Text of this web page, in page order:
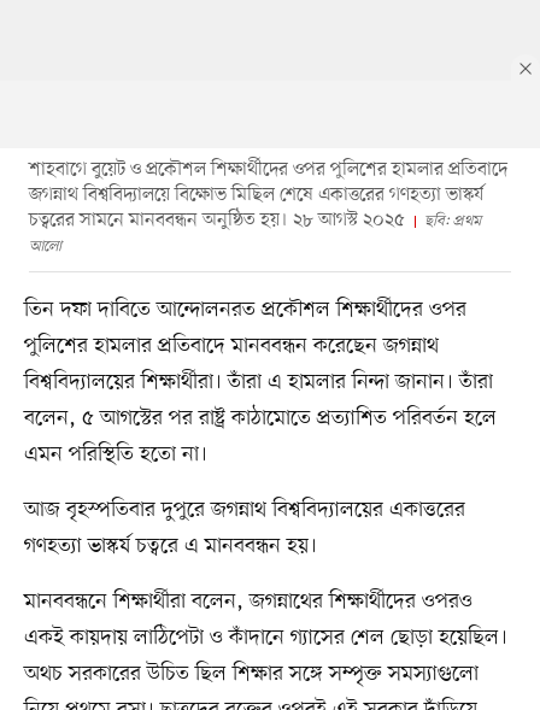
শাহবাগে বুয়েট ও প্রকৌশল শিক্ষার্থীদের ওপর পুলিশের হামলার প্রতিবাদে
জগন্নাথ বিশ্ববিদ্যালয়ে বিক্ষোভ মিছিল শেষে একাত্তরের গণহত্যা ভাস্কর্য
চত্বরের সামনে মানববন্ধন অনুষ্ঠিত হয়। ২৮ আগস্ট ২০২৫
ছবি: প্রথম
আলো
তিন দফা দাবিতে আন্দোলনরত প্রকৌশল শিক্ষার্থীদের ওপর
পুলিশের হামলার প্রতিবাদে মানববন্ধন করেছেন জগন্নাথ
বিশ্ববিদ্যালয়ের শিক্ষার্থীরা। তাঁরা এ হামলার নিন্দা জানান। তাঁরা
বলেন, ৫ আগস্টের পর রাষ্ট্র কাঠামোতে প্রত্যাশিত পরিবর্তন হলে
এমন পরিস্থিতি হতো না।
আজ বৃহস্পতিবার দুপুরে জগন্নাথ বিশ্ববিদ্যালয়ের একাত্তরের
গণহত্যা ভাস্কর্য চত্বরে এ মানববন্ধন হয়।
মানববন্ধনে শিক্ষার্থীরা বলেন, জগন্নাথের শিক্ষার্থীদের ওপরও
একই কায়দায় লাঠিপেটা ও কাঁদানে গ্যাসের শেল ছোড়া হয়েছিল।
অথচ সরকারের উচিত ছিল শিক্ষার সঙ্গে সম্পৃক্ত সমস্যাগুলো